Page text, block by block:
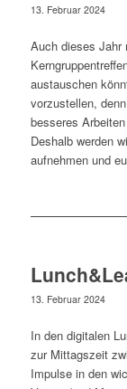
13. Februar 2024
Auch dieses Jahr
austauschen
vorzustellen,
besseres
Deshalb werden
aufnehmen und
13. Februar 2024
In den digitalen
zur Mittagszeit
Impulse in den